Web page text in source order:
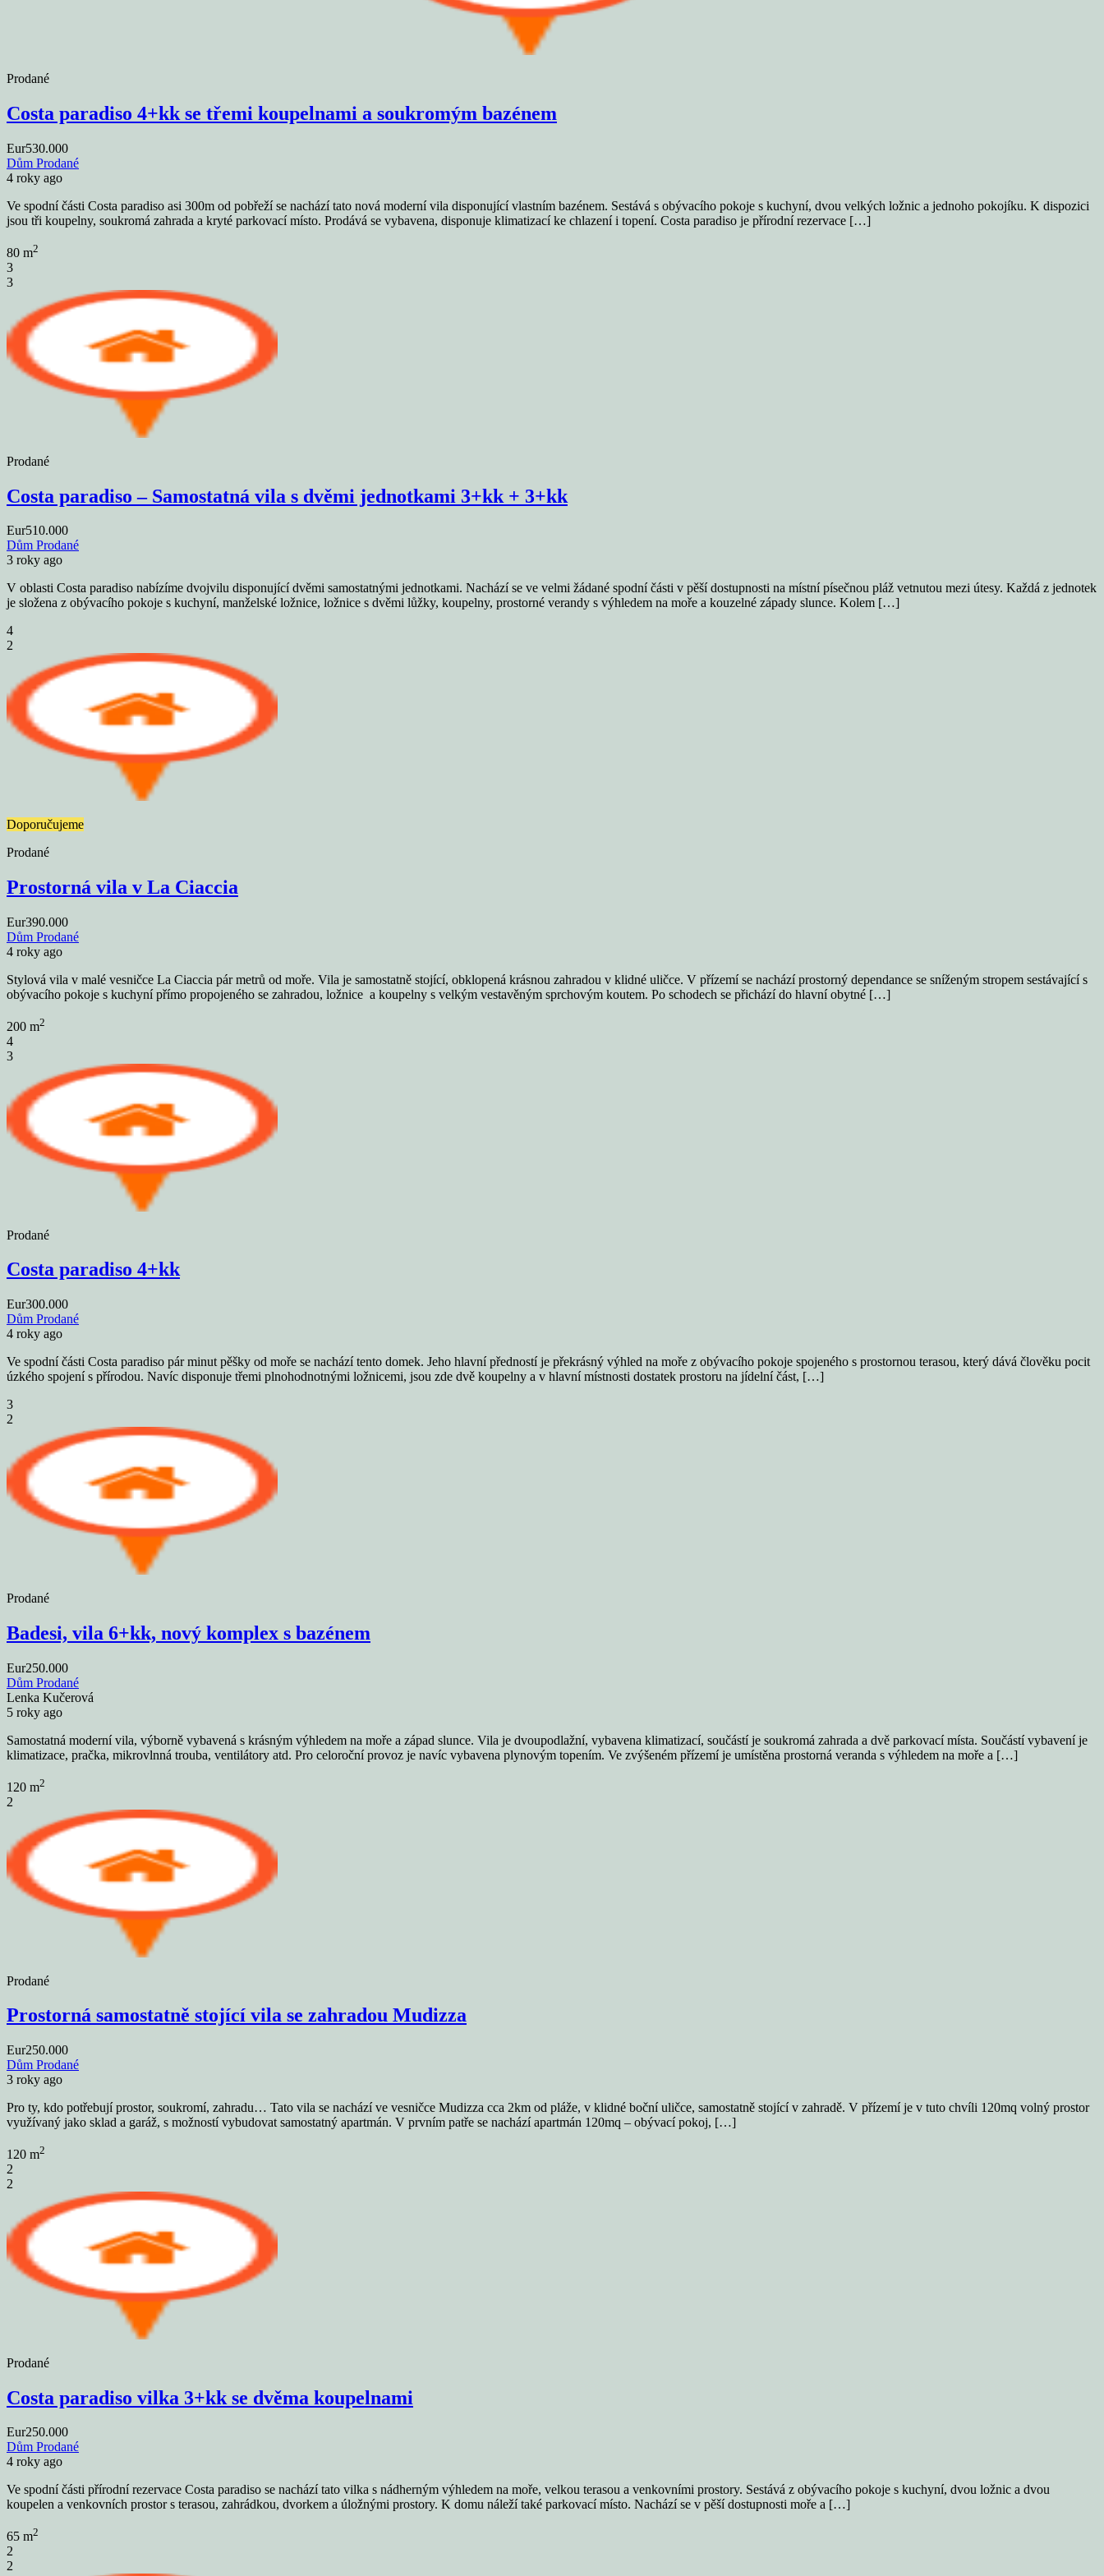
Prodané
Costa paradiso 4+kk se třemi koupelnami a soukromým bazénem
Eur530.000
Dům Prodané
4 roky ago
Ve spodní části Costa paradiso asi 300m od pobřeží se nachází tato nová moderní vila disponující vlastním bazénem. Sestává s obývacího pokoje s kuchyní, dvou velkých ložnic a jednoho pokojíku. K dispozici
jsou tři koupelny, soukromá zahrada a kryté parkovací místo. Prodává se vybavena, disponuje klimatizací ke chlazení i topení. Costa paradiso je přírodní rezervace […]
80 m2
3
3
Prodané
Costa paradiso – Samostatná vila s dvěmi jednotkami 3+kk + 3+kk
Eur510.000
Dům Prodané
3 roky ago
V oblasti Costa paradiso nabízíme dvojvilu disponující dvěmi samostatnými jednotkami. Nachází se ve velmi žádané spodní části v pěší dostupnosti na místní písečnou pláž vetnutou mezi útesy. Každá z jednotek
je složena z obývacího pokoje s kuchyní, manželské ložnice, ložnice s dvěmi lůžky, koupelny, prostorné verandy s výhledem na moře a kouzelné západy slunce. Kolem […]
4
2
Doporučujeme
Prodané
Prostorná vila v La Ciaccia
Eur390.000
Dům Prodané
4 roky ago
Stylová vila v malé vesničce La Ciaccia pár metrů od moře. Vila je samostatně stojící, obklopená krásnou zahradou v klidné uličce. V přízemí se nachází prostorný dependance se sníženým stropem sestávající s
obývacího pokoje s kuchyní přímo propojeného se zahradou, ložnice a koupelny s velkým vestavěným sprchovým koutem. Po schodech se přichází do hlavní obytné […]
200 m2
4
3
Prodané
Costa paradiso 4+kk
Eur300.000
Dům Prodané
4 roky ago
Ve spodní části Costa paradiso pár minut pěšky od moře se nachází tento domek. Jeho hlavní předností je překrásný výhled na moře z obývacího pokoje spojeného s prostornou terasou, který dává člověku pocit
úzkého spojení s přírodou. Navíc disponuje třemi plnohodnotnými ložnicemi, jsou zde dvě koupelny a v hlavní místnosti dostatek prostoru na jídelní část, […]
3
2
Prodané
Badesi, vila 6+kk, nový komplex s bazénem
Eur250.000
Dům Prodané
Lenka Kučerová
5 roky ago
Samostatná moderní vila, výborně vybavená s krásným výhledem na moře a západ slunce. Vila je dvoupodlažní, vybavena klimatizací, součástí je soukromá zahrada a dvě parkovací místa. Součástí vybavení je
klimatizace, pračka, mikrovlnná trouba, ventilátory atd. Pro celoroční provoz je navíc vybavena plynovým topením. Ve zvýšeném přízemí je umístěna prostorná veranda s výhledem na moře a […]
120 m2
2
Prodané
Prostorná samostatně stojící vila se zahradou Mudizza
Eur250.000
Dům Prodané
3 roky ago
Pro ty, kdo potřebují prostor, soukromí, zahradu… Tato vila se nachází ve vesničce Mudizza cca 2km od pláže, v klidné boční uličce, samostatně stojící v zahradě. V přízemí je v tuto chvíli 120mq volný prostor
využívaný jako sklad a garáž, s možností vybudovat samostatný apartmán. V prvním patře se nachází apartmán 120mq – obývací pokoj, […]
120 m2
2
2
Prodané
Costa paradiso vilka 3+kk se dvěma koupelnami
Eur250.000
Dům Prodané
4 roky ago
Ve spodní části přírodní rezervace Costa paradiso se nachází tato vilka s nádherným výhledem na moře, velkou terasou a venkovními prostory. Sestává z obývacího pokoje s kuchyní, dvou ložnic a dvou
koupelen a venkovních prostor s terasou, zahrádkou, dvorkem a úložnými prostory. K domu náleží také parkovací místo. Nachází se v pěší dostupnosti moře a […]
65 m2
2
2